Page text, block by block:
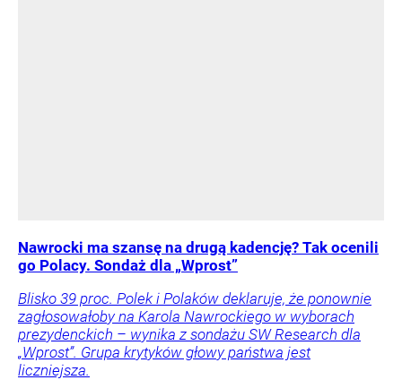
Nawrocki ma szansę na drugą kadencję? Tak ocenili
go Polacy. Sondaż dla „Wprost”
Blisko 39 proc. Polek i Polaków deklaruje, że ponownie
zagłosowałoby na Karola Nawrockiego w wyborach
prezydenckich – wynika z sondażu SW Research dla
„Wprost”. Grupa krytyków głowy państwa jest
liczniejsza.